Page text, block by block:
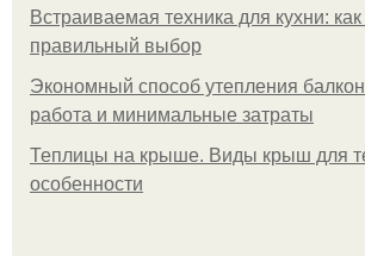
Встраиваемая техника для кухни: как
правильный выбор
Экономный способ утепления
работа и минимальные затраты
Теплицы на крыше. Виды крыш для
особенности